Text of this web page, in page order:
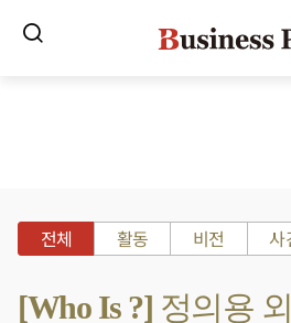
전체 활동 비전 사
[Who Is ?] 정의용